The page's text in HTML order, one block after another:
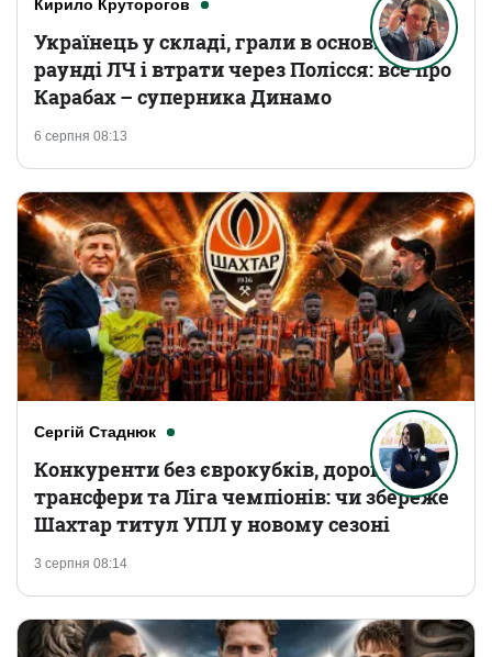
Кирило Круторогов
6 серпня 08:13
Українець у складі, грали в основному
раунді ЛЧ і втрати через Полісся: все про
Карабах – суперника Динамо
Сергій Стаднюк
3 серпня 08:14
Конкуренти без єврокубків, дорогі
трансфери та Ліга чемпіонів: чи збереже
Шахтар титул УПЛ у новому сезоні